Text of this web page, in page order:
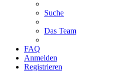
Suche
Das Team
FAQ
Anmelden
Registrieren